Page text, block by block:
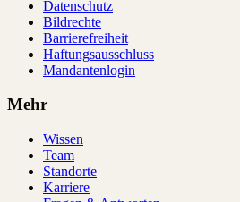
Datenschutz
Bildrechte
Barrierefreiheit
Haftungsausschluss
Mandantenlogin
Mehr
Wissen
Team
Standorte
Karriere